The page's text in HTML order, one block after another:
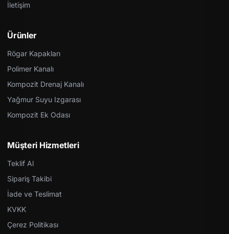
İletişim
Ürünler
Rögar Kapakları
Polimer Kanalı
Kompozit Drenaj Kanalı
Yağmur Suyu Izgarası
Kompozit Ek Odası
Müşteri Hizmetleri
Teklif Al
Sipariş Takibi
İade ve Teslimat
KVKK
Çerez Politikası